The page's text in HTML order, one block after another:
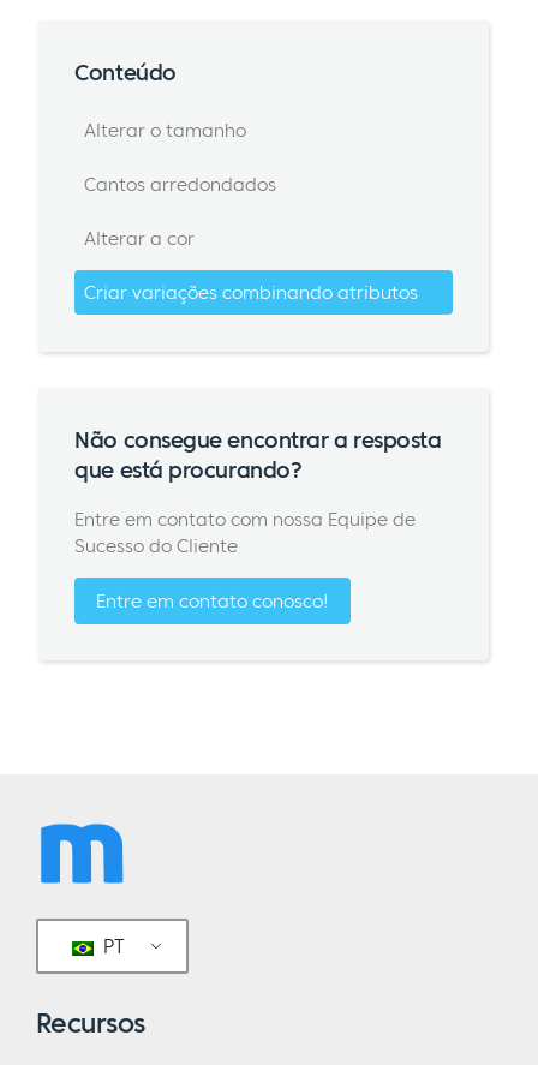
Conteúdo
Alterar o tamanho
Cantos arredondados
Alterar a cor
Criar variações combinando atributos
Não consegue encontrar a resposta
que está procurando?
Entre em contato com nossa Equipe de
Sucesso do Cliente
Entre em contato conosco!
PT
Recursos